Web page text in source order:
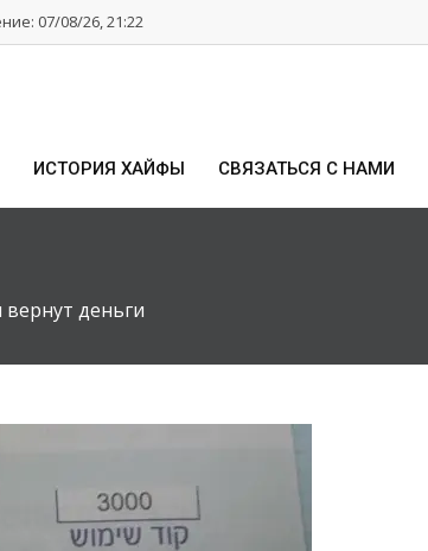
07/08/26, 21:22
ИСТОРИЯ ХАЙФЫ СВЯЗАТЬСЯ С НАМИ
деньги